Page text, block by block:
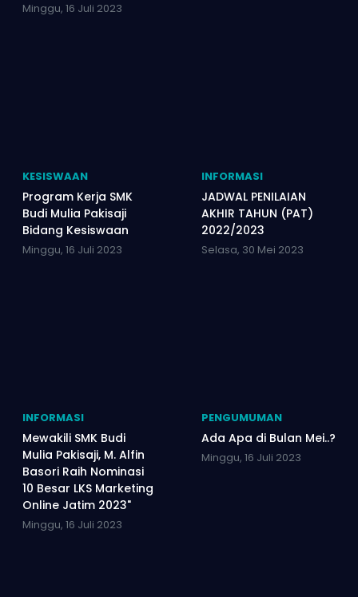
Minggu, 16 Juli 2023
KESISWAAN
Program Kerja SMK
Budi Mulia Pakisaji
Bidang Kesiswaan
Minggu, 16 Juli 2023
INFORMASI
JADWAL PENILAIAN
AKHIR TAHUN (PAT)
2022/2023
Selasa, 30 Mei 2023
INFORMASI
Mewakili SMK Budi
Mulia Pakisaji, M. Alfin
Basori Raih Nominasi
10 Besar LKS Marketing
Online Jatim 2023"
Minggu, 16 Juli 2023
PENGUMUMAN
Ada Apa di Bulan Mei..?
Minggu, 16 Juli 2023